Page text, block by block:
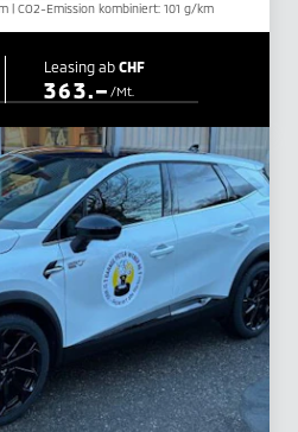
| CO2-Emission kombiniert: 101 g/km
Leasing abCHF
363.–/Mt.